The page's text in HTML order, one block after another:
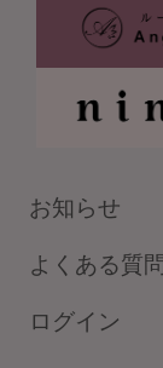
お知らせ
よくある質
ログイン